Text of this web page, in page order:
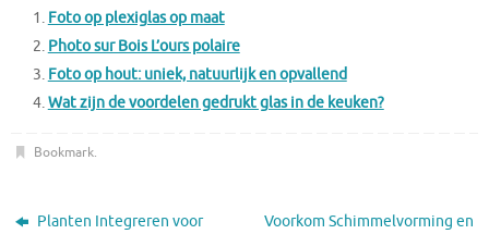
Foto op plexiglas op maat
Photo sur Bois L’ours polaire
Foto op hout: uniek, natuurlijk en opvallend
Wat zijn de voordelen gedrukt glas in de keuken?
Bookmark.
Planten Integreren voor
Voorkom Schimmelvorming en